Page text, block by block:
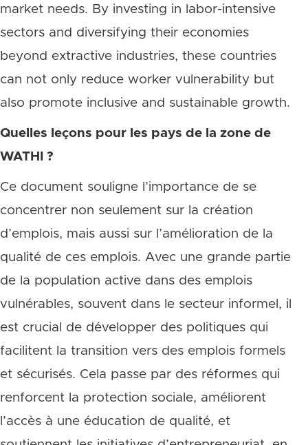
market needs. By investing in labor-intensive
sectors and diversifying their economies
beyond extractive industries, these countries
can not only reduce worker vulnerability but
also promote inclusive and sustainable growth.
Quelles leçons pour les pays de la zone de
WATHI ?
Ce document souligne l’importance de se
concentrer non seulement sur la création
d’emplois, mais aussi sur l’amélioration de la
qualité de ces emplois. Avec une grande partie
de la population active dans des emplois
vulnérables, souvent dans le secteur informel, il
est crucial de développer des politiques qui
facilitent la transition vers des emplois formels
et sécurisés. Cela passe par des réformes qui
renforcent la protection sociale, améliorent
l’accès à une éducation de qualité, et